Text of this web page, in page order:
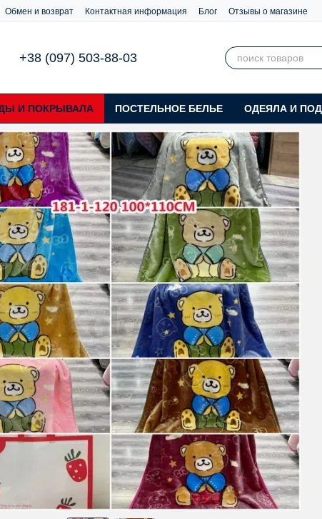
Обмен и возврат Контактная информация Блог Отзывы о магазине
+38 (097) 503-88-03
И ПОКРЫВАЛА ПОСТЕЛЬНОЕ БЕЛЬЕ ОДЕЯЛА И